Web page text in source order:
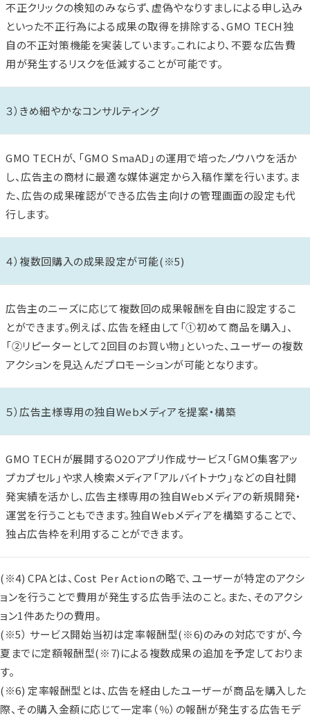
不正クリックの検知のみならず、虚偽やなりすましによる申し込み
といった不正行為による成果の取得を排除する、GMO TECH独
自の不正対策機能を実装しています。これにより、不要な広告費
用が発生するリスクを低減することが可能です。
３）きめ細やかなコンサルティング
GMO TECHが、「GMO SmaAD」の運用で培ったノウハウを活か
し、広告主の商材に最適な媒体選定から入稿作業を行います。ま
た、広告の成果確認ができる広告主向けの管理画面の設定も代
行します。
４）複数回購入の成果設定が可能(※5)
広告主のニーズに応じて複数回の成果報酬を自由に設定するこ
とができます。例えば、広告を経由して「①初めて商品を購入」、
「②リピーターとして2回目のお買い物」といった、ユーザーの複数
アクションを見込んだプロモーションが可能となります。
５）広告主様専用の独自Webメディアを提案・構築
GMO TECHが展開するO2Oアプリ作成サービス「GMO集客アッ
プカプセル」や求人検索メディア「アルバイトナウ」などの自社開
発実績を活かし、広告主様専用の独自Webメディアの新規開発・
運営を行うこともできます。独自Webメディアを構築することで、
独占広告枠を利用することができます。
(※4) CPAとは、Cost Per Actionの略で、ユーザーが特定のアクシ
ョンを行うことで費用が発生する広告手法のこと。また、そのアクシ
ョン1件あたりの費用。
(※5） サービス開始当初は定率報酬型(※6)のみの対応ですが、今
夏までに定額報酬型(※7)による複数成果の追加を予定しておりま
す。
(※6) 定率報酬型とは、広告を経由したユーザーが商品を購入した
際、その購入金額に応じて一定率（％）の報酬が発生する広告モデ